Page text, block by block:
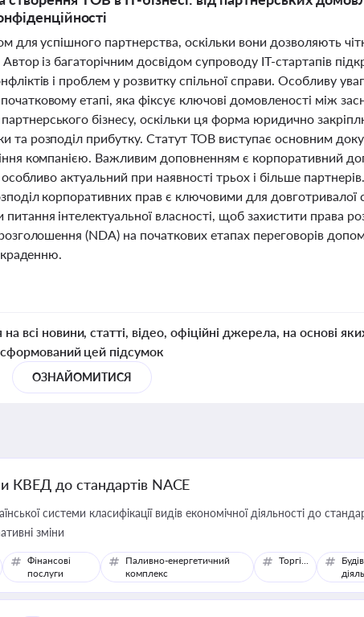
для успішного партнерства, оскільки вони дозволяють
із багаторічним досвідом супроводу ІТ-стартапів
і проблем у розвитку спільної справи. Особливу
етапі, яка фіксує ключові домовленості між
бізнесу, оскільки ця форма юридично
та розподіл прибутку. Статут ТОВ виступає основним
компанією. Важливим доповненням є корпоративний
особливо актуальний при наявності трьох і більше
корпоративних прав є ключовими для довготривалої
інтелектуальної власності, щоб захистити права
(NDA) на початкових етапах переговорів
всі новини, статті, відео, офіційні джерела, на основі
сформований цей підсумок
ОЗНАЙОМИТИСЯ
КВЕД до стандартів NACE
системи класифікації видів економічної діяльності до
зміни
Фінансові
послуги
Паливно-енергетичний
комплекс
Торгівля